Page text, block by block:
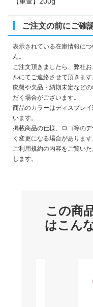
ご注文の前にご確
表示されている在庫情報に
ん。
ご注文頂きましたら、弊社
ルにてご連絡させて頂きます
廃盤や欠品・納期未定など
だく場合がございます。
商品のカラーはディスプレ
います。
掲載商品の仕様、ロゴ等の
く変更になる場合があります
ご利用規約の内容をご覧い
します。
この商
はこん